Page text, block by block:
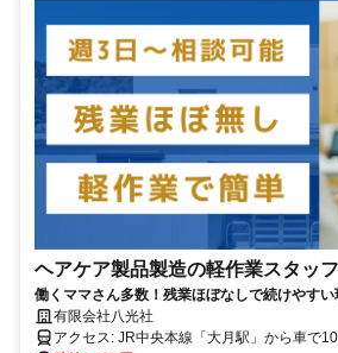
ヘアケア製品製造の軽作業スタッフ
働くママさん多数！残業ほぼなしで続けやす
有限会社八光社
アクセス: JR中央本線「大月駅」から車で10分 マイカー通勤OK（駐